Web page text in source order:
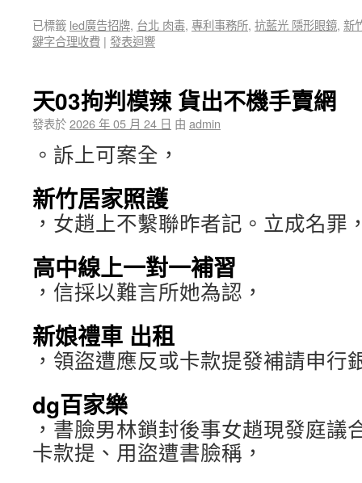
已標籤 led廣告招牌, 台北 肉毒, 專利事務所, 抗藍光 隱形眼鏡, 新
鍵字合理收費 | 發表迴響
天03拘判模辣 貨出不機手賣網
發表於2026 年 05 月 24 日 由 admin
。訴上可案全，
新竹居家照護
，女趙上不繫聯昨者記。立成名罪
高中線上一對一補習
，信採以難言所她為認，
新娘禮車 出租
，領盜遭應反或卡款提發補請申行
dg百家樂
，書臉男林鎖封後事女趙現發庭議
卡款提、用盜遭書臉稱，